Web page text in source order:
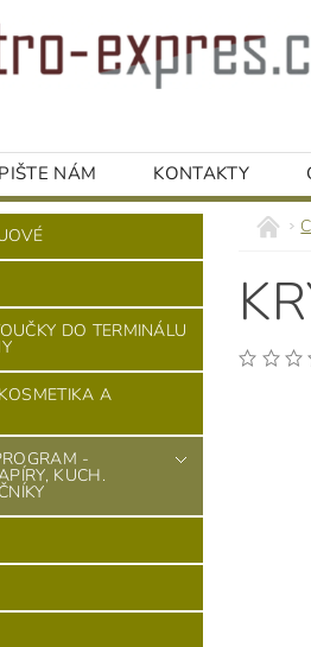
NÁM KONTAKTY
DO TERMINÁLU
A
-
KUCH.